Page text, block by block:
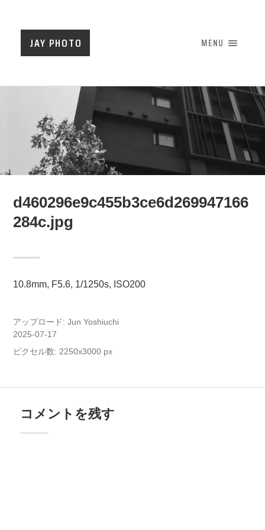
JAY PHOTO MENU
d460296e9c455b3ce6d269947166
284c.jpg
10.8mm, F5.6, 1/1250s, ISO200
アップロード:Jun Yoshiuchi
2025-07-17
ピクセル数: 2250x3000 px
コメントを残す